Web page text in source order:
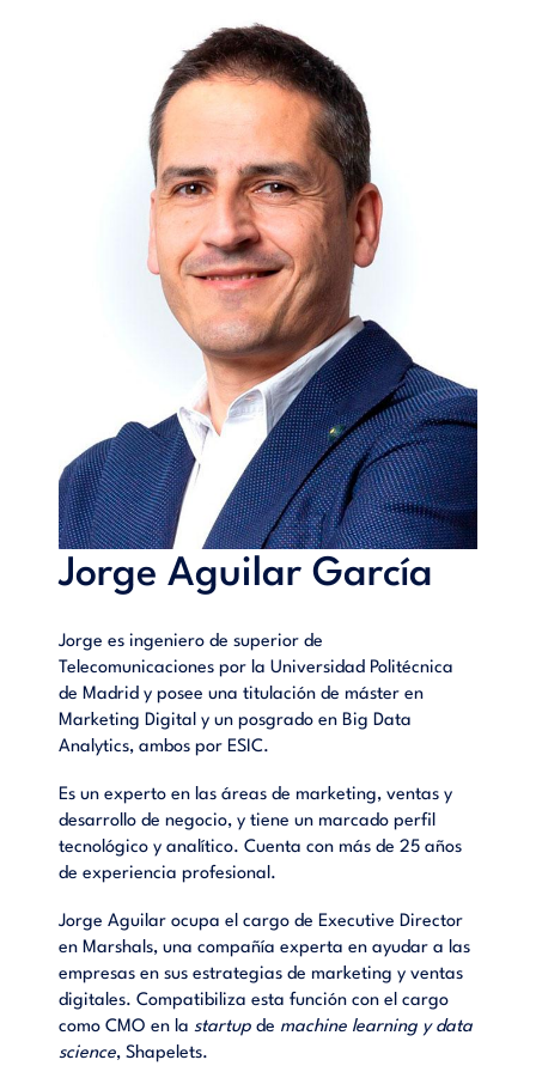
deportivos y en el boxeo como actividad, se detecta la
posibilidad de crear algo que estuviera enfocado a un cierto
público, que se aburre en los gimnasios convencionales, pero
que quiere vivir un deporte potente, que le ponga en forma y
que le aporte otras alternativas y variables. Y es cuando
llega ese mes de enero de 2014 y 30 minutos se convierte en
Brooklyn Fitboxing.
Jorge Aguilar García
Jorge es ingeniero de superior de
Telecomunicaciones por la Universidad Politécnica
de Madrid y posee una titulación de máster en
Marketing Digital y un posgrado en Big Data
Analytics, ambos por ESIC.
Es un experto en las áreas de marketing, ventas y
desarrollo de negocio, y tiene un marcado perfil
tecnológico y analítico. Cuenta con más de 25 años
de experiencia profesional.
Jorge Aguilar ocupa el cargo de Executive Director
en Marshals, una compañía experta en ayudar a las
empresas en sus estrategias de marketing y ventas
digitales. Compatibiliza esta función con el cargo
como CMO en lastartupde machine learning y data
science, Shapelets.